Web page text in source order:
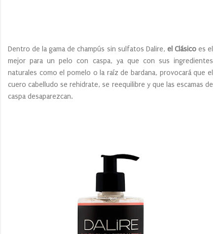
Dentro de la gama de champús sin sulfatos Dalire, el Clásico es el
mejor para un pelo con caspa, ya que con sus ingredientes
naturales como el pomelo o la raíz de bardana, provocará que el
cuero cabelludo se rehidrate, se reequilibre y que las escamas de
caspa desaparezcan.